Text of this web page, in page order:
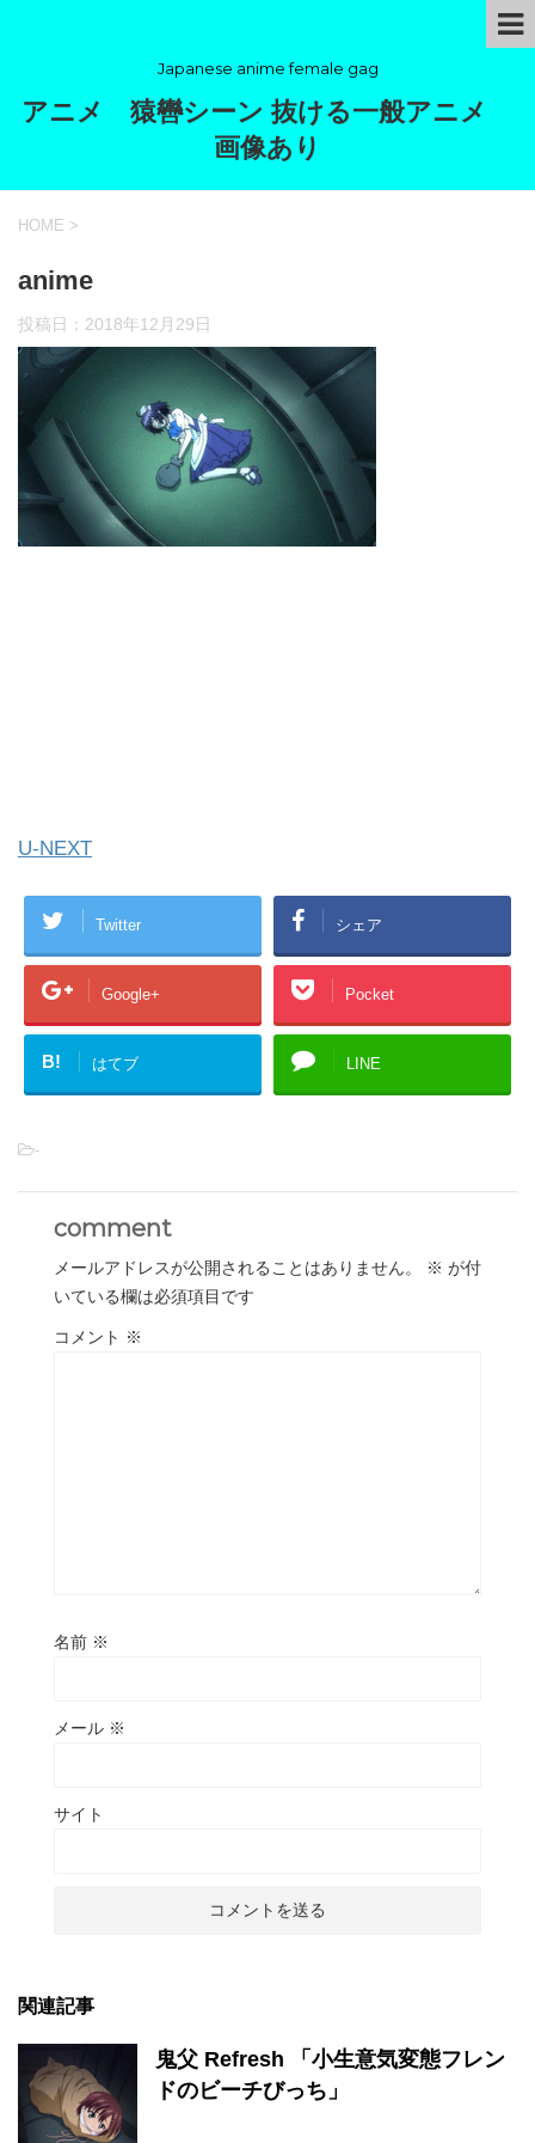
Japanese anime female gag
アニメ 猿轡シーン 抜ける一般アニメ
画像あり
HOME >
anime
投稿日： 2018年12月29日
U-NEXT
Twitter シェア
Google+ Pocket
B! はてブ LINE
-
comment
メールアドレスが公開されることはありません。 ※ が付
いている欄は必須項目です
コメント ※
名前 ※
メール ※
サイト
関連記事
鬼父 Refresh 「小生意気変態フレン
ドのビーチびっち」